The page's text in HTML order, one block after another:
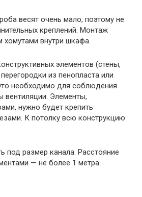
весят очень мало, поэтому не
креплений. Монтаж
хомутами внутри шкафа.
элементов (стены,
из пенопласта или
необходимо для соблюдения
вентиляции. Элементы,
нужно будет крепить
К потолку всю конструкцию
под размер канала. Расстояние
— не более 1 метра.